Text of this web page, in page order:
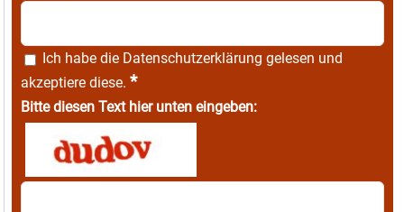
Ich habe die Datenschutzerklärung gelesen und
akzeptiere diese. *
Bitte diesen Text hier unten eingeben: